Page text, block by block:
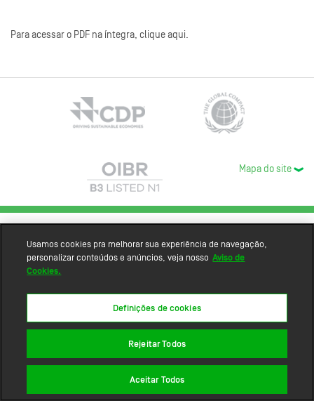
Para acessar o PDF na íntegra, clique aqui.
Mapa do site
Usamos cookies pra melhorar sua experiência de navegação,
personalizar conteúdos e anúncios, veja nosso Aviso de
Cookies.
Definições de cookies
Rejeitar Todos
Aceitar Todos